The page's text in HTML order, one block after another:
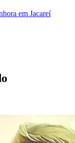
em Jacareí